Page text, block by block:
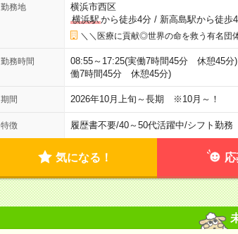
勤務地
横浜市西区
横浜駅から徒歩4分/ 新高島駅から徒歩
＼＼医療に貢献◎世界の命を救う有名団
勤務時間
08:55～17:25(実働7時間45分 休憩45
働7時間45分 休憩45分)
期間 2026年10月上旬～長期 ※10月～！
特徴 履歴書不要/40～50代活躍中/シフト勤務
気になる！